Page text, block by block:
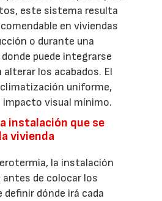
este sistema resulta
en viviendas
o durante una
puede integrarse
alterar los acabados. El
uniforme,
visual mínimo.
instalación que se
vivienda
la instalación
de colocar los
definir dónde irá cada